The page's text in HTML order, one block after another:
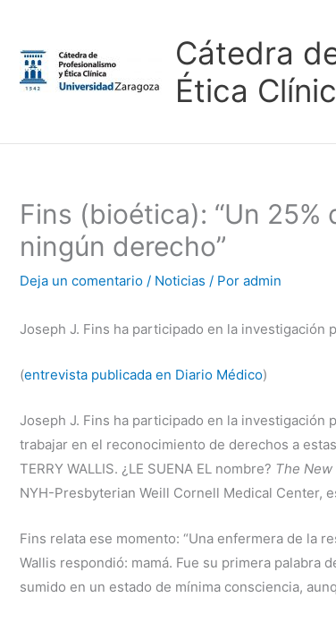
contenido
Cátedra
Ética
Fins (bioética): “Un
ningún derecho”
Deja un comentario / Noticias / Por admin
Joseph J. Fins ha participado en la investigación
(entrevista publicada en Diario Médico)
Joseph J. Fins ha participado en la investigación
trabajar en el reconocimiento de derechos a
TERRY WALLIS. ¿LE SUENA EL nombre? The New
NYH-Presbyterian Weill Cornell Medical Center,
Fins relata ese momento: “Una enfermera de la
Wallis respondió: mamá. Fue su primera palabra
sumido en un estado de mínima consciencia,